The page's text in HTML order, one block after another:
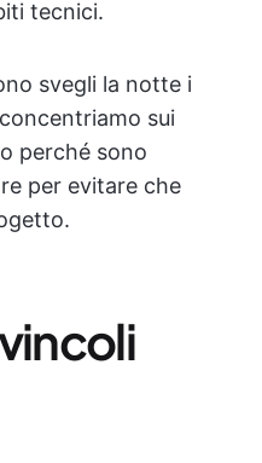
tecnici.
svegli la notte i
sui
perché sono
per evitare che